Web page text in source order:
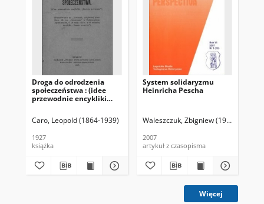
Droga do odrodzenia
społeczeństwa : (idee
przewodnie encykliki
Caro, Leopold (1864-1939)
1927
książka
System solidaryzmu
Heinricha Pescha
Waleszczuk, Zbigniew (1966- )
2007
artykuł z czasopisma
Więcej